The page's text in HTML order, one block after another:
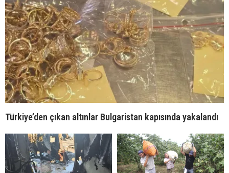
Türkiye’den çıkan altınlar Bulgaristan kapısında yakalandı